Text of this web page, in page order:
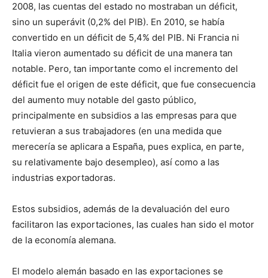
2008, las cuentas del estado no mostraban un déficit,
sino un superávit (0,2% del PIB). En 2010, se había
convertido en un déficit de 5,4% del PIB. Ni Francia ni
Italia vieron aumentado su déficit de una manera tan
notable. Pero, tan importante como el incremento del
déficit fue el origen de este déficit, que fue consecuencia
del aumento muy notable del gasto público,
principalmente en subsidios a las empresas para que
retuvieran a sus trabajadores (en una medida que
merecería se aplicara a España, pues explica, en parte,
su relativamente bajo desempleo), así como a las
industrias exportadoras.
Estos subsidios, además de la devaluación del euro
facilitaron las exportaciones, las cuales han sido el motor
de la economía alemana.
El modelo alemán basado en las exportaciones se